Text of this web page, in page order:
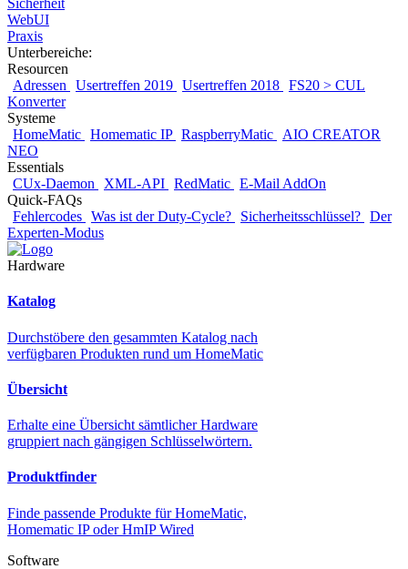
Sicherheit
WebUI
Praxis
Unterbereiche:
Resourcen
Adressen
Usertreffen 2019 Usertreffen 2018 FS20 > CUL
Konverter
Systeme
HomeMatic Homematic IP RaspberryMatic
AIO CREATOR
NEO
Essentials
CUx-Daemon
XML-API RedMatic E-Mail AddOn
Quick-FAQs
Fehlercodes Was ist der Duty-Cycle? Sicherheitsschlüssel? Der
Experten-Modus
Hardware
Katalog
Durchstöbere den gesammten Katalog nach
verfügbaren Produkten rund um HomeMatic
Übersicht
Erhalte eine Übersicht sämtlicher Hardware
gruppiert nach gängigen Schlüsselwörtern.
Produktfinder
Finde passende Produkte für HomeMatic,
Homematic IP oder HmIP Wired
Software